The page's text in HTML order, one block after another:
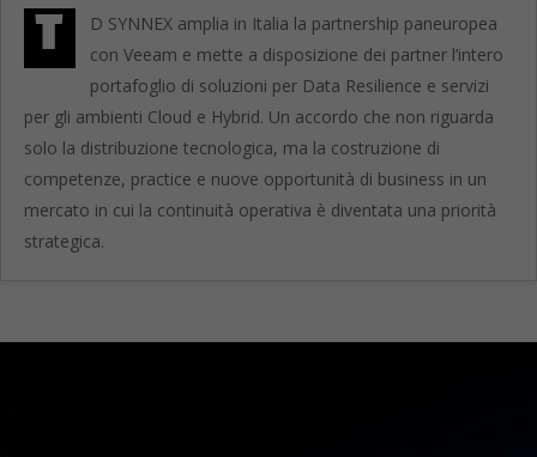
T
D SYNNEX amplia in Italia la partnership paneuropea
con Veeam e mette a disposizione dei partner l’intero
portafoglio di soluzioni per Data Resilience e servizi
per gli ambienti Cloud e Hybrid. Un accordo che non riguarda
solo la distribuzione tecnologica, ma la costruzione di
competenze, practice e nuove opportunità di business in un
mercato in cui la continuità operativa è diventata una priorità
strategica.